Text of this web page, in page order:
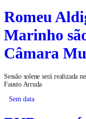
Romeu
Marinho
Câmara
Sessão solene será realizada
Fausto Arruda
Sem data